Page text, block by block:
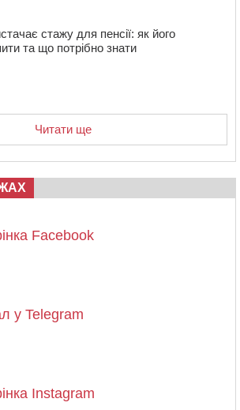
стажу для пенсії: як його
та що потрібно знати
Читати ще
Facebook
у Telegram
Instagram